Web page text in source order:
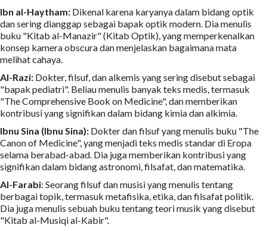
Ibn al-Haytham: Dikenal karena karyanya dalam bidang optik
dan sering dianggap sebagai bapak optik modern. Dia menulis
buku "Kitab al-Manazir" (Kitab Optik), yang memperkenalkan
konsep kamera obscura dan menjelaskan bagaimana mata
melihat cahaya.
Al-Razi: Dokter, filsuf, dan alkemis yang sering disebut sebagai
"bapak pediatri". Beliau menulis banyak teks medis, termasuk
"The Comprehensive Book on Medicine", dan memberikan
kontribusi yang signifikan dalam bidang kimia dan alkimia.
Ibnu Sina (Ibnu Sina): Dokter dan filsuf yang menulis buku "The
Canon of Medicine", yang menjadi teks medis standar di Eropa
selama berabad-abad. Dia juga memberikan kontribusi yang
signifikan dalam bidang astronomi, filsafat, dan matematika.
Al-Farabi: Seorang filsuf dan musisi yang menulis tentang
berbagai topik, termasuk metafisika, etika, dan filsafat politik.
Dia juga menulis sebuah buku tentang teori musik yang disebut
"Kitab al-Musiqi al-Kabir".